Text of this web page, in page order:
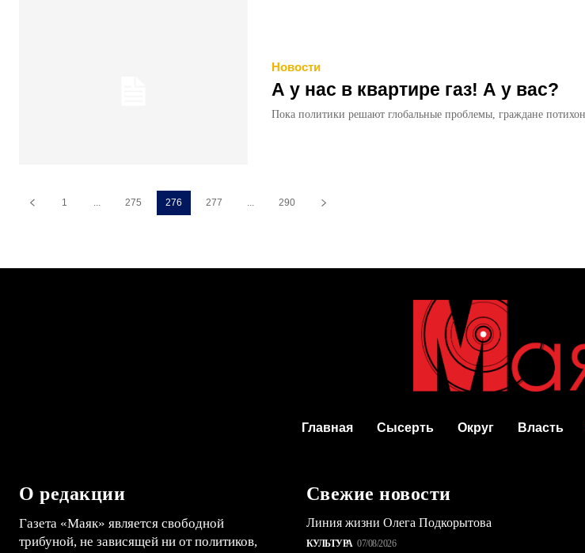
Новости
А у нас в квартире газ! А у вас?
Пока политики реша­ют глобальные проблемы, граж­дане
1 275 276 277 290
Главная Сысерть Округ Власть
О редакции
Газета «Маяк» является свободной
трибуной, не зависящей ни от политиков,
Свежие новости
Линия жизни Олега Подкорытова
КУЛЬТУРА 07/08/2026